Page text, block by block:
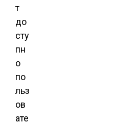
т
до
сту
пн
о
по
льз
ов
ате